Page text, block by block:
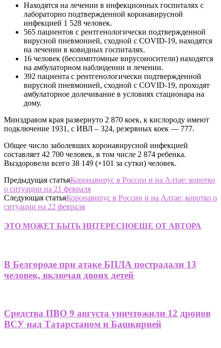
Находятся на лечении в инфекционных госпиталях с
лабораторно подтвержденной коронавирусной
инфекцией 1 528 человек.
565 пациентов с рентгенологически подтвержденной
вирусной пневмонией, сходной с COVID-19, находятся
на лечении в ковидных госпиталях.
16 человек (бессимптомные вирусоносители) находятся
на амбулаторном наблюдении и лечении.
392 пациента с рентгенологически подтвержденной
вирусной пневмонией, сходной с COVID-19, проходят
амбулаторное долечивание в условиях стационара на
дому.
Минздравом края развернуто 2 870 коек, к кислороду имеют
подключение 1931, с ИВЛ – 324, резервных коек — 777.
Общее число заболевших коронавирусной инфекцией
составляет 42 700 человек, в том числе 2 874 ребенка.
Выздоровели всего 38 149 (+101 за сутки) человек.
Предыдущая статьяКоронавирус в России и на Алтае: коротко
о ситуации на 21 февраля
Следующая статьяКоронавирус в России и на Алтае: коротко о
ситуации на 22 февраля
ЭТО МОЖЕТ БЫТЬ ИНТЕРЕСНОЕЩЕ ОТ АВТОРА
В Белгороде при атаке БПЛА пострадали 13
человек, включая двоих детей
Средства ПВО 9 августа уничтожили 12 дронов
ВСУ над Татарстаном и Башкирией